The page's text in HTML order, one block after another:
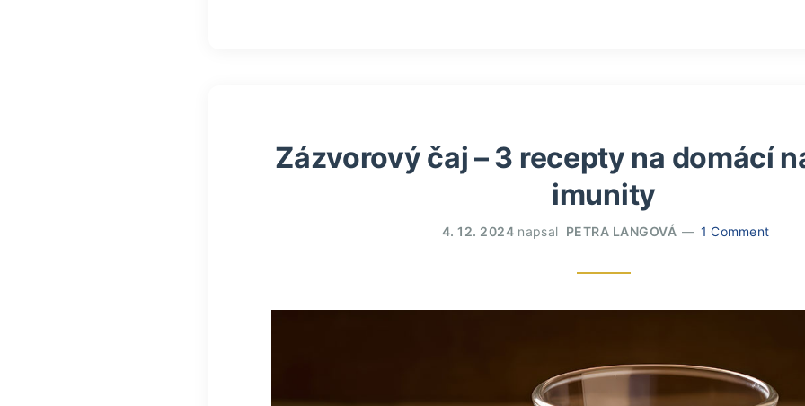
Zázvorový čaj – 3 recepty na domácí
imunity
4. 12. 2024 napsal PETRA LANGOVÁ 1 Comment